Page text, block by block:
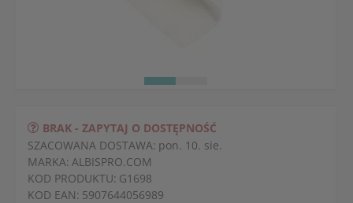
BRAK - ZAPYTAJ O DOSTĘPNOŚĆ
SZACOWANA DOSTAWA: pon. 10. sie.
MARKA: ALBISPRO.COM
KOD PRODUKTU: G1698
KOD EAN: 5907644056989